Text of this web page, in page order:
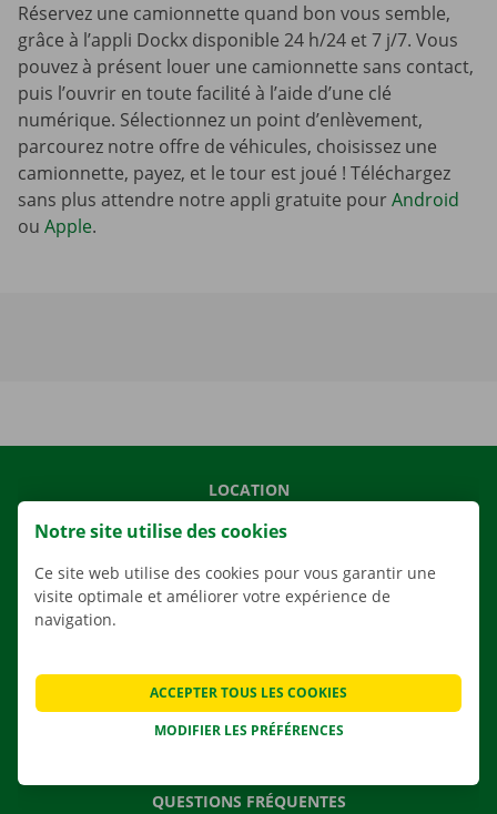
Réservez une camionnette quand bon vous semble,
grâce à l’appli Dockx disponible 24 h/24 et 7 j/7. Vous
pouvez à présent louer une camionnette sans contact,
puis l’ouvrir en toute facilité à l’aide d’une clé
numérique. Sélectionnez un point d’enlèvement,
parcourez notre offre de véhicules, choisissez une
camionnette, payez, et le tour est joué ! Téléchargez
sans plus attendre notre appli gratuite pourAndroid
ou Apple.
LOCATION
NOS VÉHICULES
AGENCES
QUESTIONS FRÉQUENTES
Notre site utilise des cookies
Ce site web utilise des cookies pour vous garantir une
visite optimale et améliorer votre expérience de
navigation.
MODIFIER LES PRÉFÉRENCES
ACCEPTER TOUS LES COOKIES